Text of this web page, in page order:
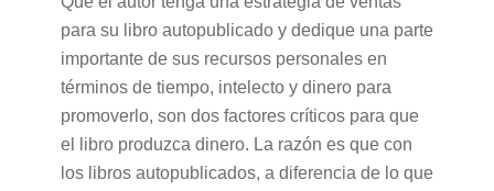
para su libro autopublicado y dedique una parte
importante de sus recursos personales en
términos de tiempo, intelecto y dinero para
promoverlo, son dos factores críticos para que
el libro produzca dinero. La razón es que con
los libros autopublicados, a diferencia de lo que